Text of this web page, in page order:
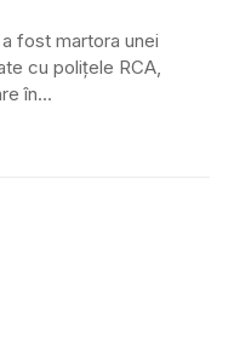
fost martora unei
cu polițele RCA,
în...